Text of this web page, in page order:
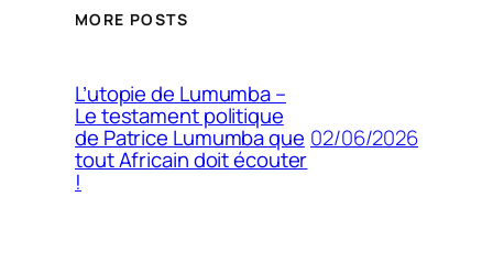
MORE POSTS
L’utopie de Lumumba –
Le testament politique
de Patrice Lumumba que
tout Africain doit écouter
!
02/06/2026